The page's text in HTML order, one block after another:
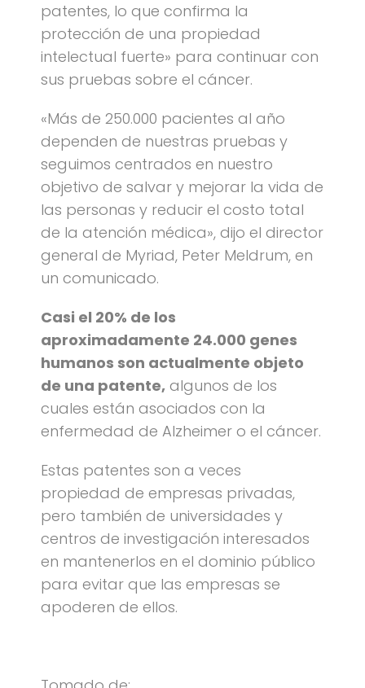
patentes, lo que confirma la
protección de una propiedad
intelectual fuerte» para continuar con
sus pruebas sobre el cáncer.
«Más de 250.000 pacientes al año
dependen de nuestras pruebas y
seguimos centrados en nuestro
objetivo de salvar y mejorar la vida de
las personas y reducir el costo total
de la atención médica», dijo el director
general de Myriad, Peter Meldrum, en
un comunicado.
Casi el 20% de los
aproximadamente 24.000 genes
humanos son actualmente objeto
de una patente, algunos de los
cuales están asociados con la
enfermedad de Alzheimer o el cáncer.
Estas patentes son a veces
propiedad de empresas privadas,
pero también de universidades y
centros de investigación interesados
en mantenerlos en el dominio público
para evitar que las empresas se
apoderen de ellos.